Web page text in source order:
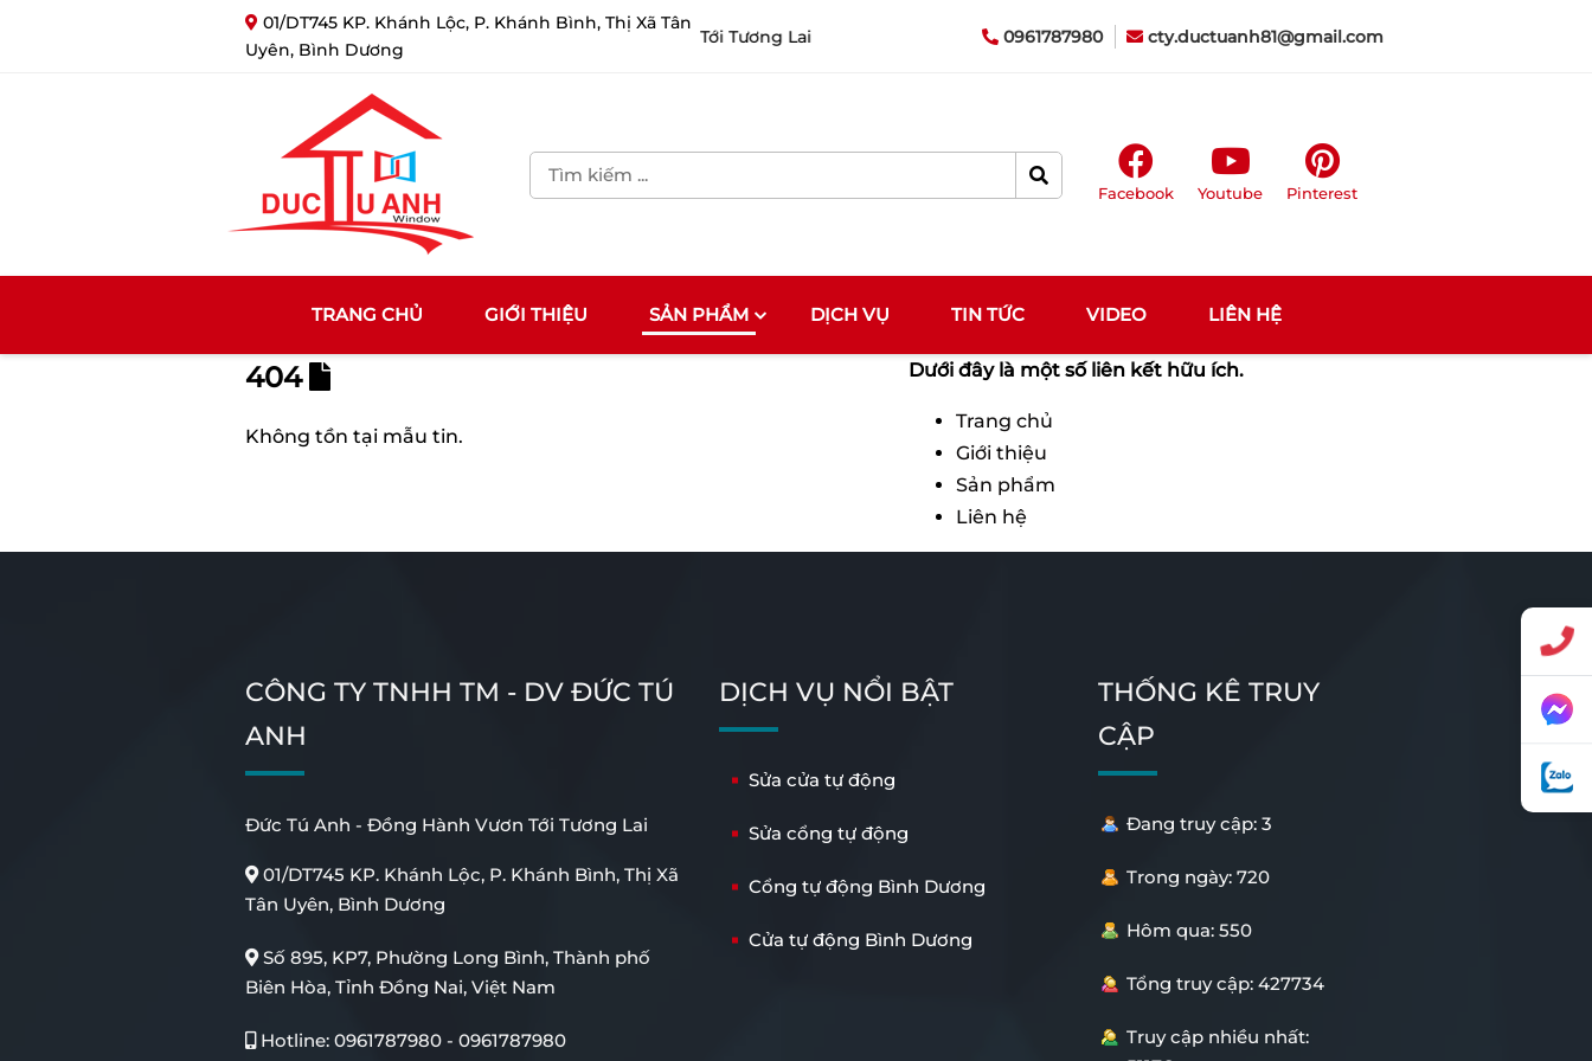
01/DT745 KP. Khánh Lộc, P. Khánh Bình, Thị Xã Tân
Uyên, Bình Dương
Đức Tú Anh - Đồng Hành Vươn Tới Tương Lai 0961787980 cty.ductuanh81@gmail.com
Facebook Youtube Pinterest
TRANG CHỦ GIỚI THIỆU SẢN PHẨM DỊCH VỤ TIN TỨC VIDEO LIÊN HỆ
404
Không tồn tại mẫu tin.
Dưới đây là một số liên kết hữu ích.
Trang chủ
Giới thiệu
Sản phẩm
Liên hệ
CÔNG TY TNHH TM - DV ĐỨC TÚ
ANH
Đức Tú Anh - Đồng Hành Vươn Tới Tương Lai
01/DT745 KP. Khánh Lộc, P. Khánh Bình, Thị Xã
Tân Uyên, Bình Dương
Số 895, KP7, Phường Long Bình, Thành phố
Biên Hòa, Tỉnh Đồng Nai, Việt Nam
Hotline: 0961787980 - 0961787980
DỊCH VỤ NỔI BẬT
Sửa cửa tự động
Sửa cổng tự động
Cổng tự động Bình Dương
Cửa tự động Bình Dương
THỐNG KÊ TRUY
CẬP
Đang truy cập: 3
Trong ngày: 720
Hôm qua: 550
Tổng truy cập: 427734
Truy cập nhiều nhất: